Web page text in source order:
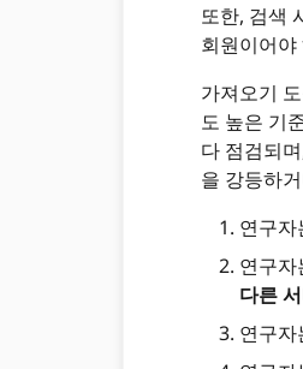
또한, 검색
회원이어
가져오기
도 높은 기
다 점검되
을 강등하
연구자
연구자
다른
연구자